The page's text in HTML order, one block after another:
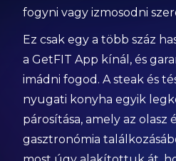
fogyni vagy izmosodni
Ez csak egy a több száz
a GetFIT App kínál, és
imádni fogod. A steak és
nyugati konyha egyik
párosítása, amely az olasz
gasztronómia